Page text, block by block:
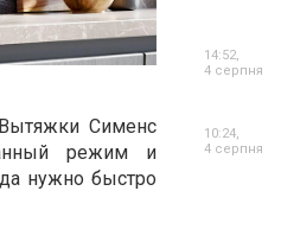
Сименс
режим и
нужно быстро
14:52,
4 серпня
10:24,
4 серпня